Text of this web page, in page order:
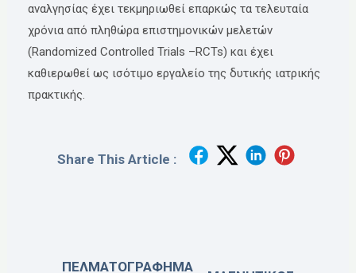
αναλγησίας έχει τεκμηριωθεί επαρκώς τα τελευταία
χρόνια από πληθώρα επιστημονικών μελετών
(Randomized Controlled Trials –RCTs) και έχει
καθιερωθεί ως ισότιμο εργαλείο της δυτικής ιατρικής
πρακτικής.
Share This Article :
ΠΕΛΜΑΤΟΓΡΑΦΗΜΑ